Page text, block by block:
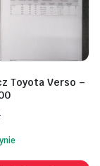
Toyota Verso –